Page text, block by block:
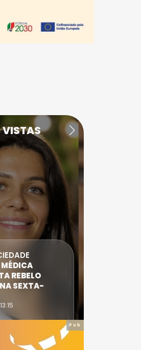
VISTAS
MÉDICA
REBELO
SEXTA-
Pub